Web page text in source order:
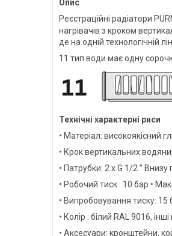
Опис
Реєстраційні радіатори
нагрівачів з кроком
де на одній технологічній
11 тип води має одну
Технічні характерні риси
• Матеріал: високоякісний
• Крок вертикальних
• Патрубки: 2 x G 1/2 " Внизу
• Робочий тиск : 10 бар •
• Випробовування тиску:
• Колір : білий RAL 9016,
• Аксесуари: кронштейни,